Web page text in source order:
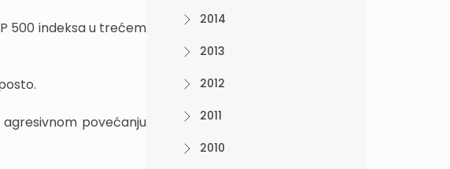
500 indeksa u trećem
povećanju
2014
2013
2012
2011
2010